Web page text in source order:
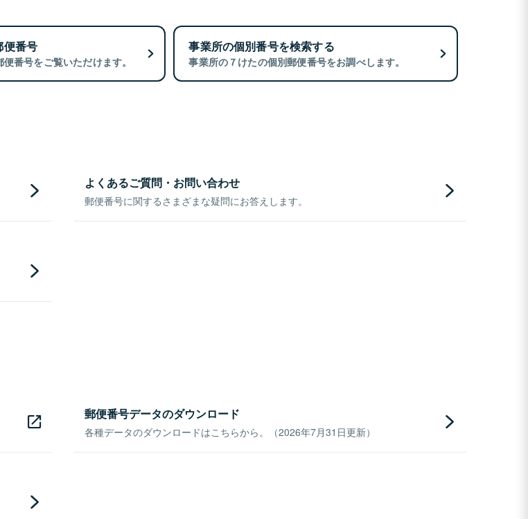
便番号
番号をご覧いただけます。
事業所の個別番号を検索する
事業所の７けたの個別郵便番号をお調べします。
よくあるご質問・お問い合わせ
郵便番号に関するさまざまな疑問にお答えします。
郵便番号データのダウンロード
各種データのダウンロードはこちらから。（2026年7月31日更新）